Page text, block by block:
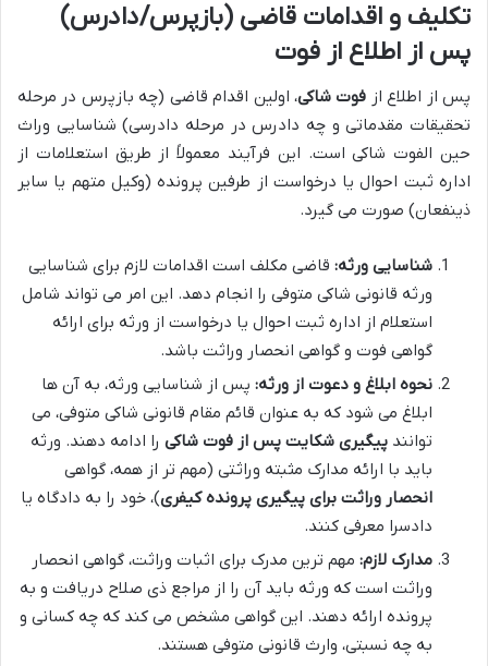
تکلیف و اقدامات قاضی (بازپرس/دادرس)
پس از اطلاع از فوت
پس از اطلاع از فوت شاکی، اولین اقدام قاضی (چه بازپرس در مرحله
تحقیقات مقدماتی و چه دادرس در مرحله دادرسی) شناسایی وراث
حین الفوت شاکی است. این فرآیند معمولاً از طریق استعلامات از
اداره ثبت احوال یا درخواست از طرفین پرونده (وکیل متهم یا سایر
ذینفعان) صورت می گیرد.
شناسایی ورثه: قاضی مکلف است اقدامات لازم برای شناسایی
ورثه قانونی شاکی متوفی را انجام دهد. این امر می تواند شامل
استعلام از اداره ثبت احوال یا درخواست از ورثه برای ارائه
گواهی فوت و گواهی انحصار وراثت باشد.
نحوه ابلاغ و دعوت از ورثه: پس از شناسایی ورثه، به آن ها
ابلاغ می شود که به عنوان قائم مقام قانونی شاکی متوفی، می
توانند پیگیری شکایت پس از فوت شاکی را ادامه دهند. ورثه
باید با ارائه مدارک مثبته وراثتی (مهم تر از همه، گواهی
انحصار وراثت برای پیگیری پرونده کیفری)، خود را به دادگاه یا
دادسرا معرفی کنند.
مدارک لازم: مهم ترین مدرک برای اثبات وراثت، گواهی انحصار
وراثت است که ورثه باید آن را از مراجع ذی صلاح دریافت و به
پرونده ارائه دهند. این گواهی مشخص می کند که چه کسانی و
به چه نسبتی، وارث قانونی متوفی هستند.